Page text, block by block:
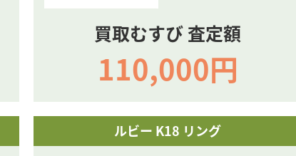
買取むすび 査定額
110,000円
ルビー K18 リング